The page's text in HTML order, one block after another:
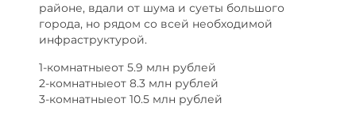
районе, вдали от шума и суеты большого
города, но рядом со всей необходимой
инфраструктурой.
1-комнатныеот 5.9 млн рублей
2-комнатныеот 8.3 млн рублей
3-комнатныеот 10.5 млн рублей